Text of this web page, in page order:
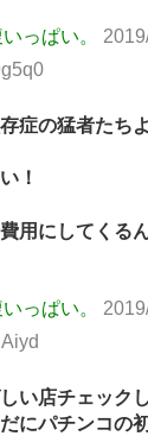
っぱい。
症の猛者たち
！
用にしてくる
っぱい。
い店チェック
にパチンコの